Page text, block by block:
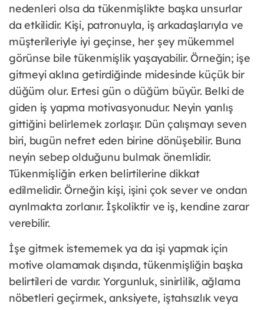
nedenleri olsa da tükenmişlikte başka unsurlar
da etkilidir. Kişi, patronuyla, iş arkadaşlarıyla ve
müşterileriyle iyi geçinse, her şey mükemmel
görünse bile tükenmişlik yaşayabilir. Örneğin; işe
gitmeyi aklına getirdiğinde midesinde küçük bir
düğüm olur. Ertesi gün o düğüm büyür. Belki de
giden iş yapma motivasyonudur. Neyin yanlış
gittiğini belirlemek zorlaşır. Dün çalışmayı seven
biri, bugün nefret eden birine dönüşebilir. Buna
neyin sebep olduğunu bulmak önemlidir.
Tükenmişliğin erken belirtilerine dikkat
edilmelidir. Örneğin kişi, işini çok sever ve ondan
ayrılmakta zorlanır. İşkoliktir ve iş, kendine zarar
verebilir.
İşe gitmek istememek ya da işi yapmak için
motive olamamak dışında, tükenmişliğin başka
belirtileri de vardır. Yorgunluk, sinirlilik, ağlama
nöbetleri geçirmek, anksiyete, iştahsızlık veya